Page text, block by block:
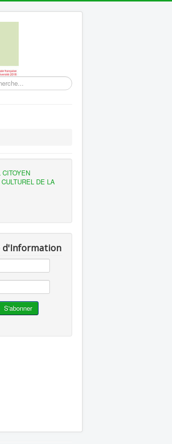
CITOYEN
DE LA
d'Information